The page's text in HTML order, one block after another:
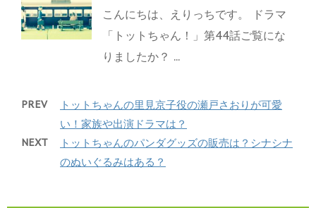
こんにちは、えりっちです。 ドラマ
「トットちゃん！」第44話ご覧にな
りましたか？ ...
PREV
トットちゃんの里見京子役の瀬戸さおりが可愛
い！家族や出演ドラマは？
NEXT
トットちゃんのパンダグッズの販売は？シナシナ
のぬいぐるみはある？